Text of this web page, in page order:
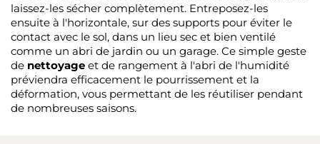
laissez-les sécher complètement. Entreposez-les
ensuite à l'horizontale, sur des supports pour éviter le
contact avec le sol, dans un lieu sec et bien ventilé
comme un abri de jardin ou un garage. Ce simple geste
de nettoyage et de rangement à l'abri de l'humidité
préviendra efficacement le pourrissement et la
déformation, vous permettant de les réutiliser pendant
de nombreuses saisons.